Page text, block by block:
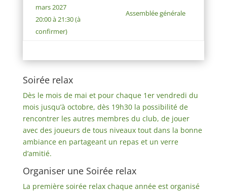
mars 2027
20:00 à 21:30 (à
confirmer)
Assemblée générale
Soirée relax
Dès le mois de mai et pour chaque 1er vendredi du
mois jusqu’à octobre, dès 19h30 la possibilité de
rencontrer les autres membres du club, de jouer
avec des joueurs de tous niveaux tout dans la bonne
ambiance en partageant un repas et un verre
d’amitié.
Organiser une Soirée relax
La première soirée relax chaque année est organisé